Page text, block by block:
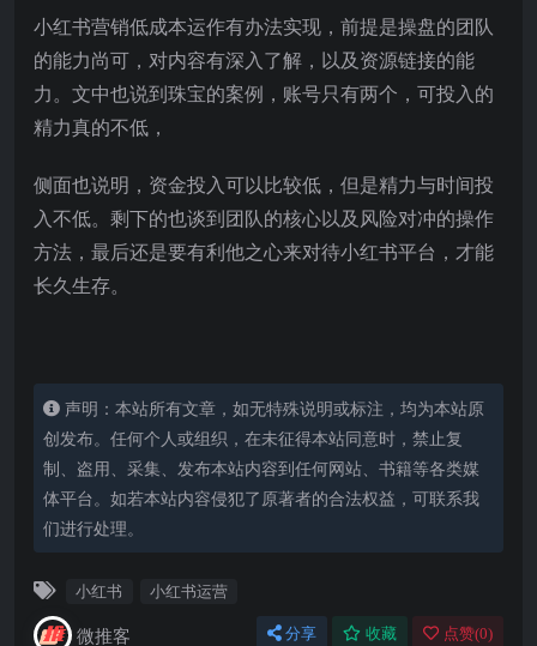
小红书营销低成本运作有办法实现，前提是操盘的团队
的能力尚可，对内容有深入了解，以及资源链接的能
力。文中也说到珠宝的案例，账号只有两个，可投入的
精力真的不低，
侧面也说明，资金投入可以比较低，但是精力与时间投
入不低。剩下的也谈到团队的核心以及风险对冲的操作
方法，最后还是要有利他之心来对待小红书平台，才能
长久生存。
声明：本站所有文章，如无特殊说明或标注，均为本站原
创发布。任何个人或组织，在未征得本站同意时，禁止复
制、盗用、采集、发布本站内容到任何网站、书籍等各类媒
体平台。如若本站内容侵犯了原著者的合法权益，可联系我
们进行处理。
小红书 小红书运营
微推客 分享 收藏 点赞(0)